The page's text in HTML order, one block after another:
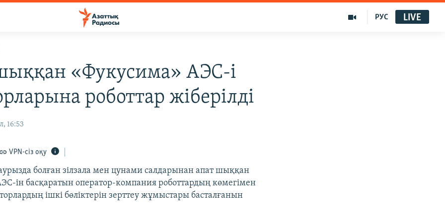
РУС LIVE
«Фукусима» АЭС-і
роботтар жіберілді
16:53
VPN-сіз оқу
болған зілзала мен цунами салдарынан апат шыққан
ін басқаратын оператор-компания роботтардың көмегімен
ішкі бөліктерін зерттеу жұмыстары басталғанын